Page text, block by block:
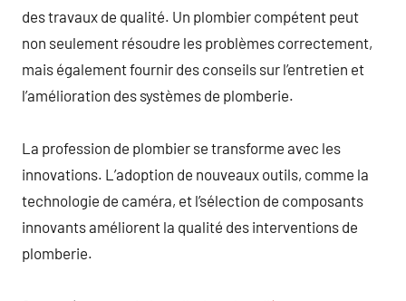
des travaux de qualité. Un plombier compétent peut
non seulement résoudre les problèmes correctement,
mais également fournir des conseils sur l’entretien et
l’amélioration des systèmes de plomberie.
La profession de plombier se transforme avec les
innovations. L’adoption de nouveaux outils, comme la
technologie de caméra, et l’sélection de composants
innovants améliorent la qualité des interventions de
plomberie.